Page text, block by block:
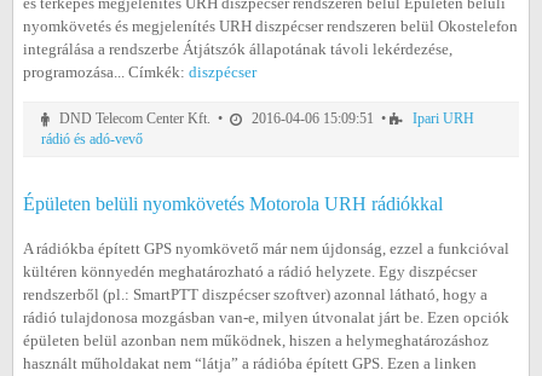
nyomkövetés és megjelenítés URH diszpécser rendszeren belül Okostelefon
integrálása a rendszerbe Átjátszók állapotának távoli lekérdezése,
programozása... Címkék: diszpécser
DND Telecom Center Kft. • 2016-04-06 15:09:51 •
Ipari URH
rádió és adó-vevő
Épületen belüli nyomkövetés Motorola URH rádiókkal
A rádiókba épített GPS nyomkövető már nem újdonság, ezzel a funkcióval
kültéren könnyedén meghatározható a rádió helyzete. Egy diszpécser
rendszerből (pl.: SmartPTT diszpécser szoftver) azonnal látható, hogy a
rádió tulajdonosa mozgásban van-e, milyen útvonalat járt be. Ezen opciók
épületen belül azonban nem működnek, hiszen a helymeghatározáshoz
használt műholdakat nem “látja” a rádióba épített GPS. Ezen a linken